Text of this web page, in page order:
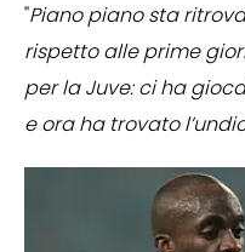
"Piano piano sta
rispetto alle prime
per la Juve: ci ha
e ora ha trovato